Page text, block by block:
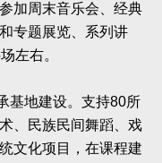
加周末音乐会、经典
专题展览、系列讲
场左右。
地建设。支持80所
、民族民间舞蹈、戏
文化项目，在课程建